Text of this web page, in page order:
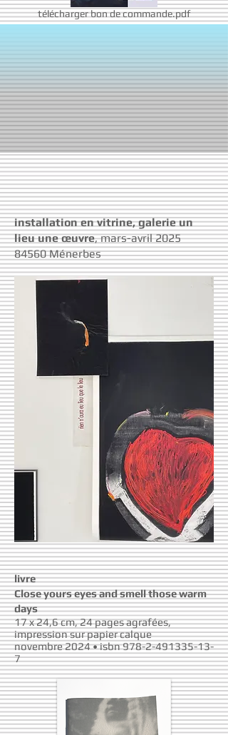
télécharger bon de commande.pdf
installation en vitrine, galerie un
lieu une œuvre, mars-avril 2025
84560 Ménerbes
livre
Close yours eyes and smell those warm
days
17 x 24,6 cm, 24 pages agrafées,
impression sur papier calque
novembre 2024 • isbn978-2-491335-13-
7